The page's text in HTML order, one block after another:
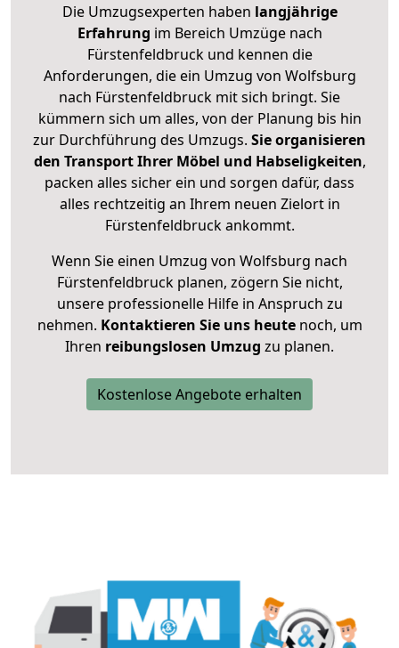
Die Umzugsexperten haben langjährige
Erfahrung im Bereich Umzüge nach
Fürstenfeldbruck und kennen die
Anforderungen, die ein Umzug von Wolfsburg
nach Fürstenfeldbruck mit sich bringt. Sie
kümmern sich um alles, von der Planung bis hin
zur Durchführung des Umzugs. Sie organisieren
den Transport Ihrer Möbel und Habseligkeiten,
packen alles sicher ein und sorgen dafür, dass
alles rechtzeitig an Ihrem neuen Zielort in
Fürstenfeldbruck ankommt.
Wenn Sie einen Umzug von Wolfsburg nach
Fürstenfeldbruck planen, zögern Sie nicht,
unsere professionelle Hilfe in Anspruch zu
nehmen. Kontaktieren Sie uns heutenoch, um
Ihren reibungslosen Umzug zu planen.
Kostenlose Angebote erhalten